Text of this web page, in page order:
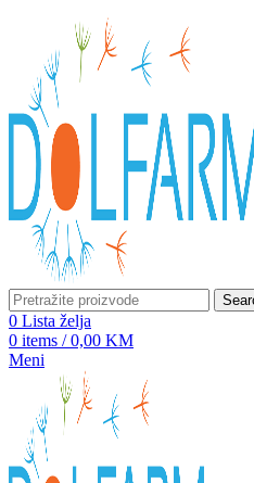
0 Lista želja
0 items / 0,00 KM
Meni